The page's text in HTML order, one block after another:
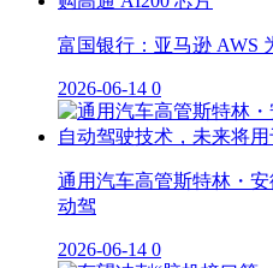
富国银行：亚马逊 AWS
2026-06-14 0
通用汽车高管斯特林・
动驾
2026-06-14 0